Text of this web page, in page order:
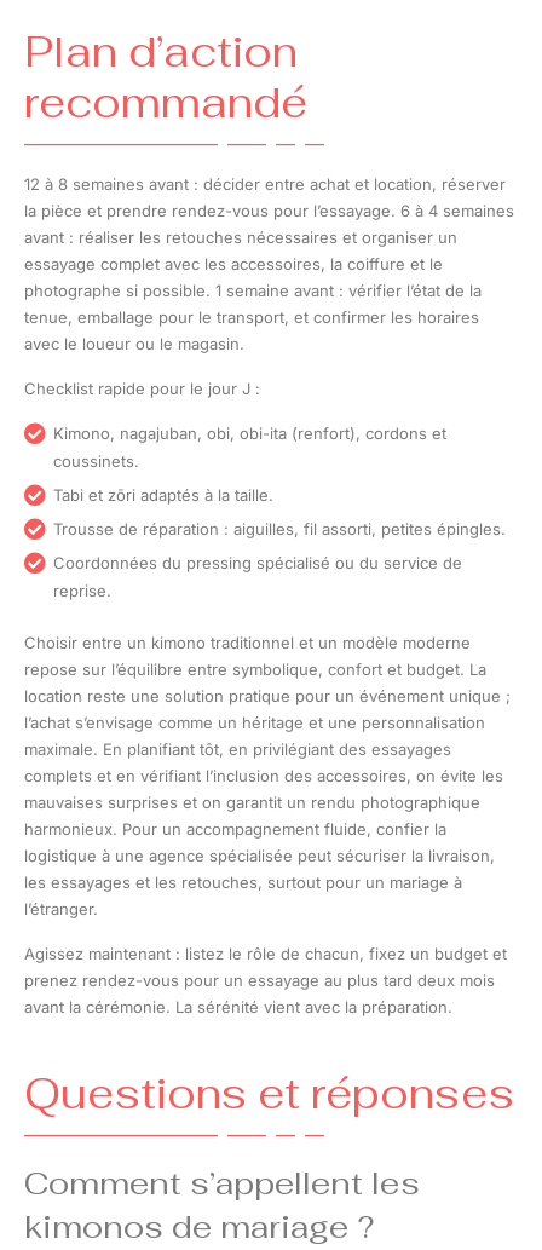
Plan d’action
recommandé
12 à 8 semaines avant : décider entre achat et location, réserver
la pièce et prendre rendez-vous pour l’essayage. 6 à 4 semaines
avant : réaliser les retouches nécessaires et organiser un
essayage complet avec les accessoires, la coiffure et le
photographe si possible. 1 semaine avant : vérifier l’état de la
tenue, emballage pour le transport, et confirmer les horaires
avec le loueur ou le magasin.
Checklist rapide pour le jour J :
Kimono, nagajuban, obi, obi-ita (renfort), cordons et
coussinets.
Tabi et zōri adaptés à la taille.
Trousse de réparation : aiguilles, fil assorti, petites épingles.
Coordonnées du pressing spécialisé ou du service de
reprise.
Choisir entre un kimono traditionnel et un modèle moderne
repose sur l’équilibre entre symbolique, confort et budget. La
location reste une solution pratique pour un événement unique ;
l’achat s’envisage comme un héritage et une personnalisation
maximale. En planifiant tôt, en privilégiant des essayages
complets et en vérifiant l’inclusion des accessoires, on évite les
mauvaises surprises et on garantit un rendu photographique
harmonieux. Pour un accompagnement fluide, confier la
logistique à une agence spécialisée peut sécuriser la livraison,
les essayages et les retouches, surtout pour un mariage à
l’étranger.
Agissez maintenant : listez le rôle de chacun, fixez un budget et
prenez rendez-vous pour un essayage au plus tard deux mois
avant la cérémonie. La sérénité vient avec la préparation.
Questions et réponses
Comment s’appellent les
kimonos de mariage ?